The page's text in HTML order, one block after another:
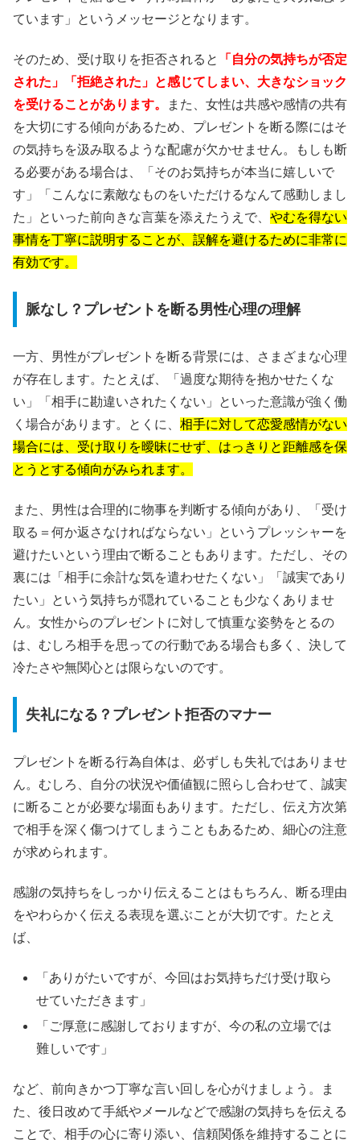
ています」というメッセージとなります。
そのため、受け取りを拒否されると
「自分の気持ちが否定
された」「拒絶された」と感じてしまい、大きなショック
を受けることがあります。
また、女性は共感や感情の共有
を大切にする傾向があるため、プレゼントを断る際にはそ
の気持ちを汲み取るような配慮が欠かせません。もしも断
る必要がある場合は、「そのお気持ちが本当に嬉しいで
す」「こんなに素敵なものをいただけるなんて感動しまし
た」といった前向きな言葉を添えたうえで、 やむを得ない
事情を丁寧に説明することが、誤解を避けるために非常に
有効です。
脈なし？プレゼントを断る男性心理の理解
一方、男性がプレゼントを断る背景には、さまざまな心理
が存在します。たとえば、「過度な期待を抱かせたくな
い」「相手に勘違いされたくない」といった意識が強く働
く場合があります。とくに、 相手に対して恋愛感情がない
場合には、受け取りを曖昧にせず、はっきりと距離感を保
とうとする傾向がみられます。
また、男性は合理的に物事を判断する傾向があり、「受け
取る＝何か返さなければならない」というプレッシャーを
避けたいという理由で断ることもあります。ただし、その
裏には「相手に余計な気を遣わせたくない」「誠実であり
たい」という気持ちが隠れていることも少なくありませ
ん。女性からのプレゼントに対して慎重な姿勢をとるの
は、むしろ相手を思っての行動である場合も多く、決して
冷たさや無関心とは限らないのです。
失礼になる？プレゼント拒否のマナー
プレゼントを断る行為自体は、必ずしも失礼ではありませ
ん。むしろ、自分の状況や価値観に照らし合わせて、誠実
に断ることが必要な場面もあります。ただし、伝え方次第
で相手を深く傷つけてしまうこともあるため、細心の注意
が求められます。
感謝の気持ちをしっかり伝えることはもちろん、断る理由
をやわらかく伝える表現を選ぶことが大切です。たとえ
ば、
「ありがたいですが、今回はお気持ちだけ受け取ら
せていただきます」
「ご厚意に感謝しておりますが、今の私の立場では
難しいです」
など、前向きかつ丁寧な言い回しを心がけましょう。ま
た、後日改めて手紙やメールなどで感謝の気持ちを伝える
ことで、相手の心に寄り添い、信頼関係を維持することに